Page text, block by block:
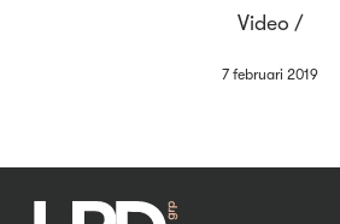
Video /
7 februari 2019